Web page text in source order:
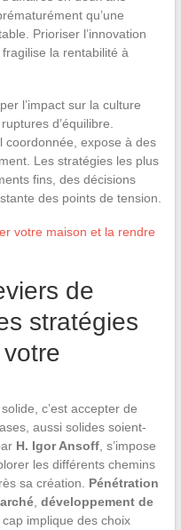
qu’une
Prioriser l’innovation
la rentabilité à
l’impact sur la culture
d’équilibre.
coordonnée, expose à des
Les stratégies les plus
fins, des décisions
des points de tension.
votre maison et la rendre
de
stratégies
c’est accepter de
aussi solides soient-
H. Igor Ansoff, s’impose
les différents chemins
sa création. Pénétration
, développement de
implique des choix